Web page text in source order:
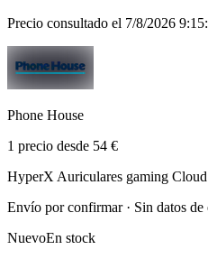
Precio consultado el 7/8/2026
Phone House
1 precio desde 54 €
HyperX Auriculares gaming
Envío por confirmar · Sin datos de
NuevoEn stock